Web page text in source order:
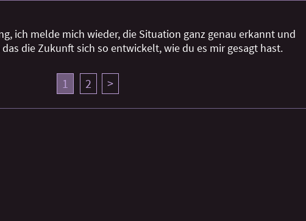
ich melde mich wieder, die Situation ganz genau erkannt und
die Zukunft sich so entwickelt, wie du es mir gesagt hast.
1 2 >